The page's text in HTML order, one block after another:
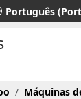
Português
Máquinas